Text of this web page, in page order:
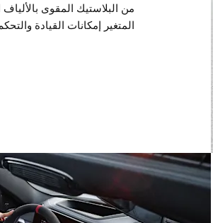
المتغير إمكانات القيادة